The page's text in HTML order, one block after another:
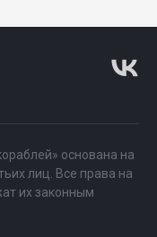
основана на
лиц. Все права на
их законным